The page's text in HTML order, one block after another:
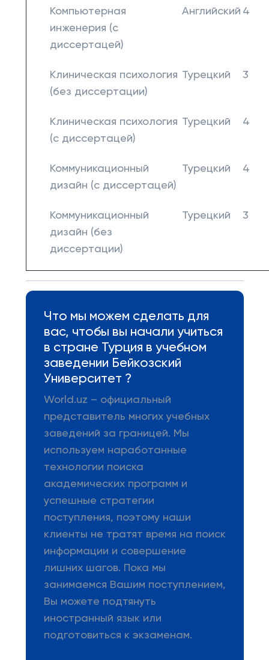
Компьютерная
инженерия (с
диссертацей)
Английский 4
Клиническая психология
(без диссертации)
Турецкий 3
Клиническая психология
(с диссертацей)
Турецкий 4
Коммуникационный
дизайн (с диссертацей)
Турецкий 4
Коммуникационный
дизайн (без
диссертации)
Турецкий 3
Что мы можем сделать для
вас, чтобы вы начали учиться
в стране Турция в учебном
заведении Бейкозский
Университет ?
World.uz – официальный
представитель многих учебных
заведений за границей. Мы
используем наработанные
технологии поиска
академических программ и
успешные стратегии
поступления, поэтому наши
клиенты не тратят время на поиск
информации и совершение
лишних шагов. Пока мы
занимаемся Вашим поступлением,
Вы можете подтянуть
иностранный язык или
подготовиться к экзаменам.